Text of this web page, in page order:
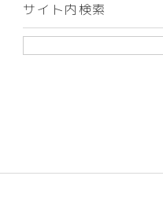
サイト内検索